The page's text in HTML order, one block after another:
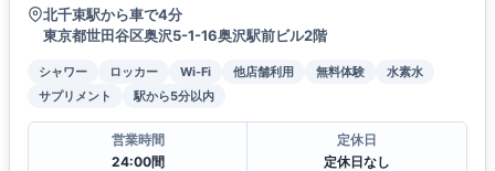
北千束駅から車で4分
東京都世田谷区奥沢5-1-16奥沢駅前ビル2階
シャワー ロッカー Wi-Fi 他店舗利用 無料体験
水素水
サプリメント
駅から5分以内
営業時間
24:00間
定休日
定休日なし